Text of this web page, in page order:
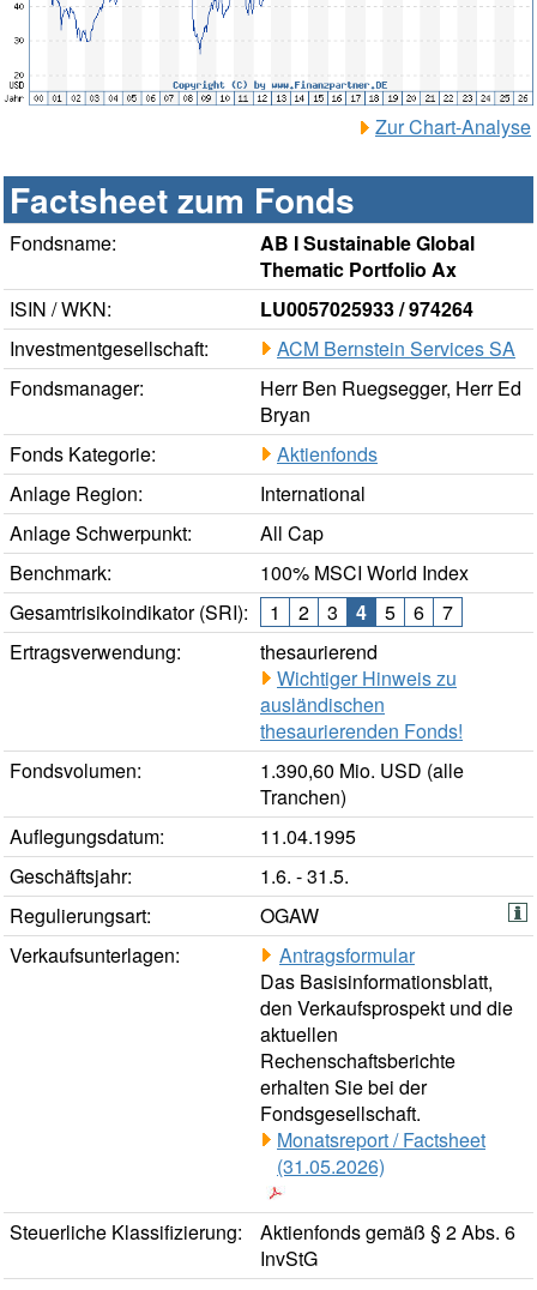
Zur Chart-Analyse
Factsheet zum Fonds
Fondsname:
AB I Sustainable Global
Thematic Portfolio Ax
ISIN / WKN:
LU0057025933 / 974264
Investmentgesellschaft:
ACM Bernstein Services SA
Fondsmanager:
Herr Ben Ruegsegger, Herr Ed
Bryan
Fonds Kategorie:
Aktienfonds
Anlage Region:
International
Anlage Schwerpunkt:
All Cap
Benchmark:
100% MSCI World Index
Gesamtrisikoindikator (SRI):
1 2 3 4 5 6
7
Ertragsverwendung:
thesaurierend
Wichtiger Hinweis zu
ausländischen
thesaurierenden Fonds!
Fondsvolumen:
1.390,60 Mio. USD (alle
Tranchen)
Auflegungsdatum:
11.04.1995
Geschäftsjahr:
1.6. - 31.5.
Regulierungsart:
OGAW
Verkaufsunterlagen:
Antragsformular
Das Basisinformationsblatt,
den Verkaufsprospekt und die
aktuellen
Rechenschaftsberichte
erhalten Sie bei der
Fondsgesellschaft.
Monatsreport / Factsheet
(31.05.2026)
Steuerliche Klassifizierung:
Aktienfonds gemäß § 2 Abs. 6
InvStG